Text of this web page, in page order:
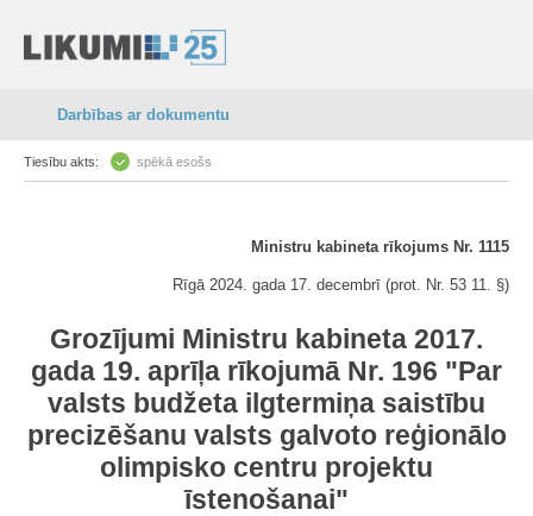
Darbības ar dokumentu
Tiesību akts: spēkā esošs
Ministru kabineta rīkojums Nr. 1115
Rīgā 2024. gada 17. decembrī (prot. Nr. 53 11. §)
Grozījumi Ministru kabineta 2017.
gada 19. aprīļa rīkojumā Nr. 196 "Par
valsts budžeta ilgtermiņa saistību
precizēšanu valsts galvoto reģionālo
olimpisko centru projektu
īstenošanai"